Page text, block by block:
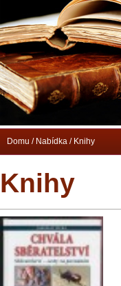
Knihy
Domu / Nabídka / Knihy